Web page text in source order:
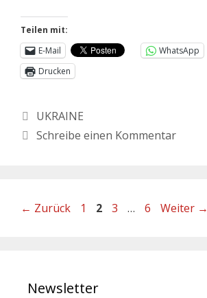
Teilen mit:
E-Mail
WhatsApp
Drucken
UKRAINE
Schreibe einen Kommentar
← Zurück 1 2 3 … 6 Weiter →
Newsletter